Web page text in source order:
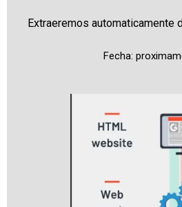
Extraeremos automaticamente
Fecha: